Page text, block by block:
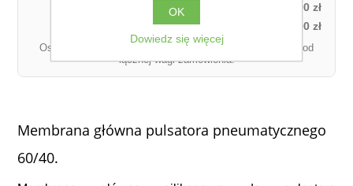
Kurier DPD – za pobraniem (1 paczka):
27,00 zł
Kurier DPD – przedpłata (1 paczka):
21,00 zł
Ostateczny koszt dostawy może się różnić w zależności od
łącznej wagi zamówienia.
Membrana główna pulsatora pneumatycznego
60/40.
OK
Dowiedz się więcej